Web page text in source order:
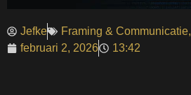
Jefke Framing & Communicatie,
februari 2, 2026
13:42